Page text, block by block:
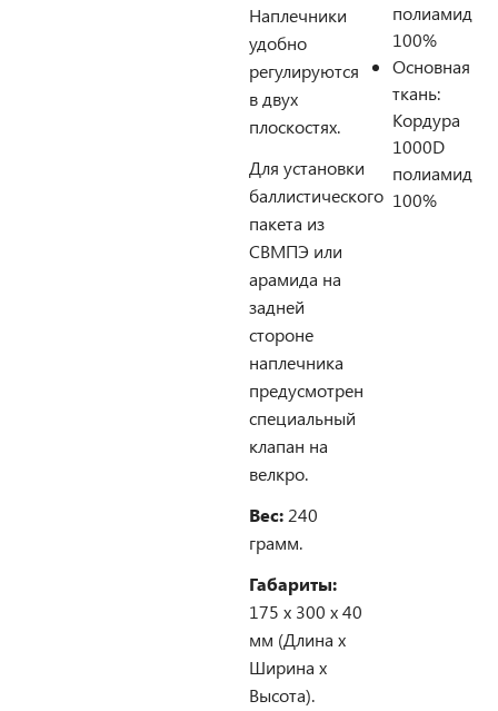
Наплечники
удобно
регулируются
в двух
плоскостях.
Для установки
баллистического
пакета из
СВМПЭ или
арамида на
задней
стороне
наплечника
предусмотрен
специальный
клапан на
велкро.
Вес: 240
грамм.
Габариты:
175 х 300 х 40
мм (Длина х
Ширина х
Высота).
полиамид
100%
Основная
ткань:
Кордура
1000D
полиамид
100%